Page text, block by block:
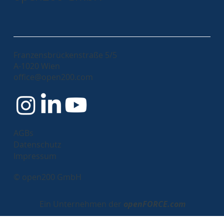
© open200 GmbH
Franzensbrückenstraße 5/5
A-1020 Wien
office@open200.com
Impressum
Datenschutz
AGBs
Ein Unternehmen der openFORCE.com